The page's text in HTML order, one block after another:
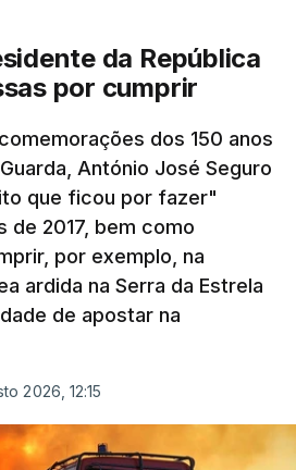
da República
por cumprir
dos 150 anos
António José Seguro
que ficou por fazer"
de 2017, bem como
por exemplo, na
ardida na Serra da Estrela
de apostar na
2026, 12:15